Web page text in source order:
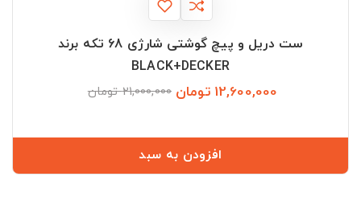
ست دریل و پیچ گوشتی شارژی 68 تکه برند
BLACK+DECKER
12,600,000 تومان 21,000,000 تومان
افزودن به سبد